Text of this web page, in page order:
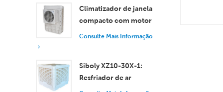
Climatizador de janela
compacto com motor
axial, resfriamento
médios.
Consulte Mais Informação
Siboly XZ10-30X-1:
Resfriador de ar
evaporativo industrial